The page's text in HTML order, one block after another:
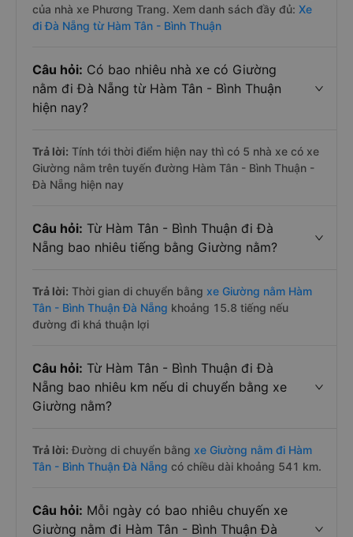
của nhà xe Phương Trang. Xem danh sách đầy đủ: Xe
đi Đà Nẵng từ Hàm Tân - Bình Thuận
Câu hỏi: Có bao nhiêu nhà xe có Giường
nằm đi Đà Nẵng từ Hàm Tân - Bình Thuận
hiện nay?
Trả lời: Tính tới thời điểm hiện nay thì có 5 nhà xe có xe
Giường nằm trên tuyến đường Hàm Tân - Bình Thuận -
Đà Nẵng hiện nay
Câu hỏi: Từ Hàm Tân - Bình Thuận đi Đà
Nẵng bao nhiêu tiếng bằng Giường nằm?
Trả lời: Thời gian di chuyển bằng xe Giường nằm Hàm
Tân - Bình Thuận Đà Nẵng khoảng 15.8 tiếng nếu
đường đi khá thuận lợi
Câu hỏi: Từ Hàm Tân - Bình Thuận đi Đà
Nẵng bao nhiêu km nếu di chuyển bằng xe
Giường nằm?
Trả lời: Đường di chuyển bằng xe Giường nằm đi Hàm
Tân - Bình Thuận Đà Nẵng có chiều dài khoảng 541 km.
Câu hỏi: Mỗi ngày có bao nhiêu chuyến xe
Giường nằm đi Hàm Tân - Bình Thuận Đà